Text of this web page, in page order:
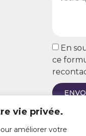
vie privée.
améliorer votre
En
ce